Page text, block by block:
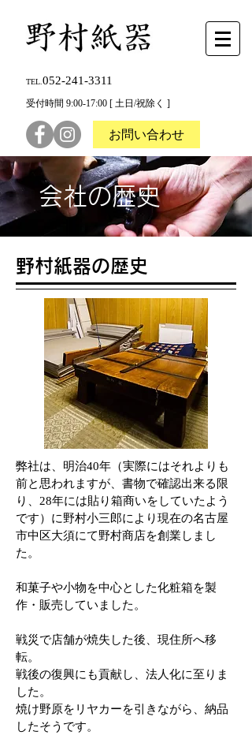
TEL. 052-241-3311
受付時間 9:00-17:00 [ 土日/祝除く ]
お問い合わせ
会社の歴史
野村紙器の歴史
弊社は、明治40年（実際にはそれよりも
前と思われますが、書物で確認出来る限
り、28年には貼り箱商いをしていたよう
です）に野村小三郎により現在の名古屋
市中区大須にて野村商店を創業しまし
た。
和菓子や小物を中心とした化粧箱を製
作・販売していました。
戦災で店舗が焼失した後、現住所へ移
転。
戦後の復興にも貢献し、法人化に至りま
した。
焼け野原をリヤカーを引きながら、納品
したそうです。